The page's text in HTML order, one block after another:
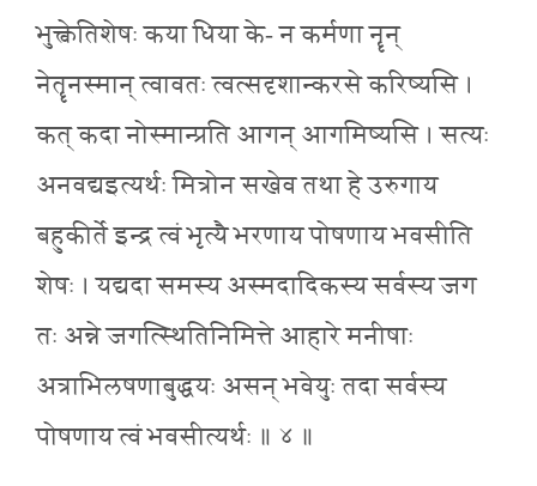
भुक्त्वेतिशेषः कया धिया के- न कर्मणा नॄन्
नेतॄनस्मान् त्वावतः त्वत्सदृशान्करसे करिष्यसि ।
कत् कदा नोस्मान्प्रति आगन् आगमिष्यसि । सत्यः
अनवद्यइत्यर्थः मित्रोन सखेव तथा हे उरुगाय
बहुकीर्ते इन्द्र त्वं भृत्यै भरणाय पोषणाय भवसीति
शेषः । यद्यदा समस्य अस्मदादिकस्य सर्वस्य जग
तः अन्ने जगत्स्थितिनिमित्ते आहारे मनीषाः
अत्राभिलषणाबुद्धयः असन् भवेयुः तदा सर्वस्य
पोषणाय त्वं भवसीत्यर्थः ॥ ४ ॥